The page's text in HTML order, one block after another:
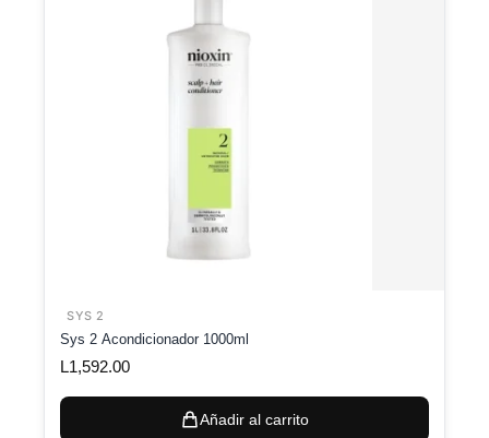
SYS 2
Sys 2 Acondicionador 1000ml
L1,592.00
Añadir al carrito